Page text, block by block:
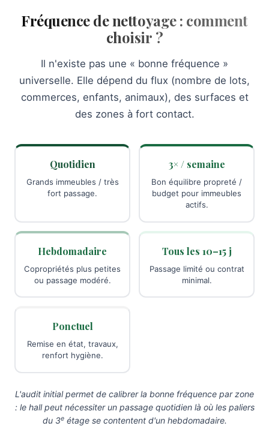
Fréquence de nettoyage : comment
choisir ?
Il n'existe pas une « bonne fréquence »
universelle. Elle dépend du flux (nombre de lots,
commerces, enfants, animaux), des surfaces et
des zones à fort contact.
Quotidien
Grands immeubles / très
fort passage.
3× / semaine
Bon équilibre propreté /
budget pour immeubles
actifs.
Hebdomadaire
Copropriétés plus petites
ou passage modéré.
Tous les 10–15 j
Passage limité ou contrat
minimal.
Ponctuel
Remise en état, travaux,
renfort hygiène.
L'audit initial permet de calibrer la bonne fréquence par zone
: le hall peut nécessiter un passage quotidien là où les paliers
du 3eétage se contentent d'un hebdomadaire.